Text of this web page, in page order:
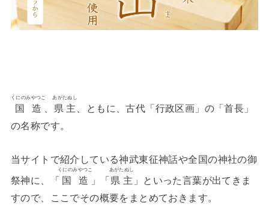
国造
くにのみやつこ
、 県主
あがたぬし
、ともに、古代「行政区画」の「首長」
の名称です。
当サイトで紹介している神武東征神話や全国の神社の御
祭神に、「 国造
くにのみやつこ
」「県主
あがたぬし
」といった言葉が出てきま
すので、ここでその概要をまとめておきます。